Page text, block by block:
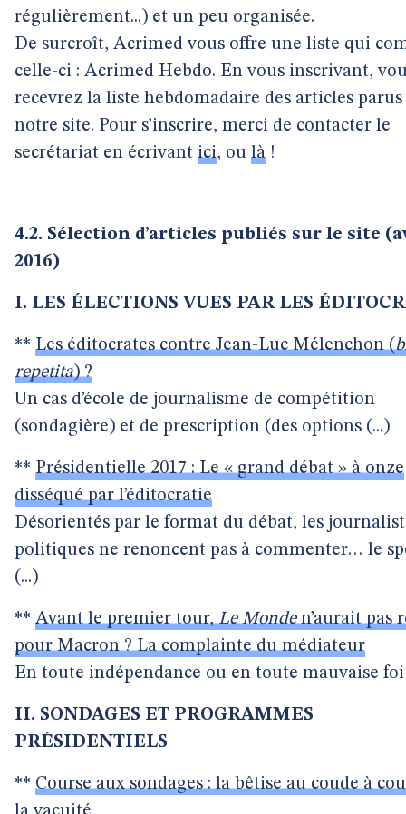
régulièrement...) et un peu organisée.
De surcroît, Acrimed vous offre une liste qui
celle-ci : Acrimed Hebdo. En vous inscrivant,
recevrez la liste hebdomadaire des articles parus
notre site. Pour s’inscrire, merci de contacter le
secrétariat en écrivant ici, ou là !
4.2. Sélection d’articles publiés sur le site
2016)
I. LES ÉLECTIONS VUES PAR LES
** Les éditocrates contre Jean-Luc Mélenchon (
repetita) ?
Un cas d’école de journalisme de compétition
(sondagière) et de prescription (des options (...)
** Présidentielle 2017 : Le « grand débat » à onze
disséqué par l’éditocratie
Désorientés par le format du débat, les
politiques ne renoncent pas à commenter… le
(...)
** Avant le premier tour,Le Monden’aurait pas
pour Macron ? La complainte du médiateur
En toute indépendance ou en toute mauvaise foi
II. SONDAGES ET PROGRAMMES
PRÉSIDENTIELS
** Course aux sondages : la bêtise au coude à